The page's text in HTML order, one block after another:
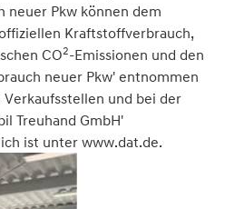
neuer Pkw können dem
Kraftstoffverbrauch,
CO2-Emissionen und den
neuer Pkw' entnommen
und bei der
Treuhand GmbH'
ist unter www.dat.de.